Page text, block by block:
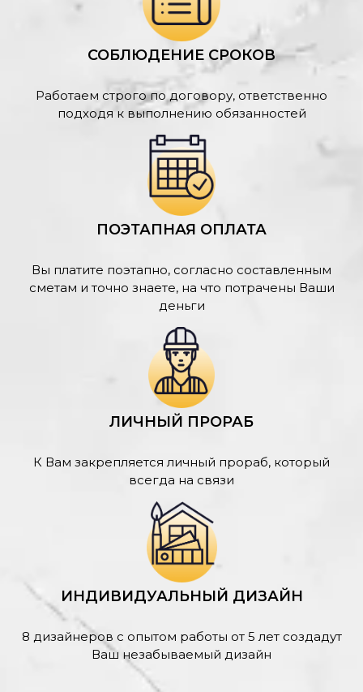
СОБЛЮДЕНИЕ СРОКОВ
Работаем строго по договору, ответственно
подходя к выполнению обязанностей
ПОЭТАПНАЯ ОПЛАТА
Вы платите поэтапно, согласно составленным
сметам и точно знаете, на что потрачены Ваши
деньги
ЛИЧНЫЙ ПРОРАБ
К Вам закрепляется личный прораб, который
всегда на связи
ИНДИВИДУАЛЬНЫЙ ДИЗАЙН
8 дизайнеров с опытом работы от 5 лет создадут
Ваш незабываемый дизайн